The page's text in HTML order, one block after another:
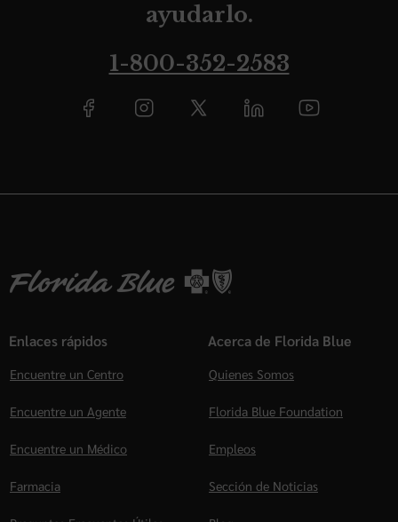
ayudarlo.
1-800-352-2583
Enlaces rápidos
Encuentre un Centro
Encuentre un Agente
Encuentre un Médico
Farmacia
Acerca de Florida Blue
Quienes Somos
Florida Blue Foundation
Empleos
Sección de Noticias